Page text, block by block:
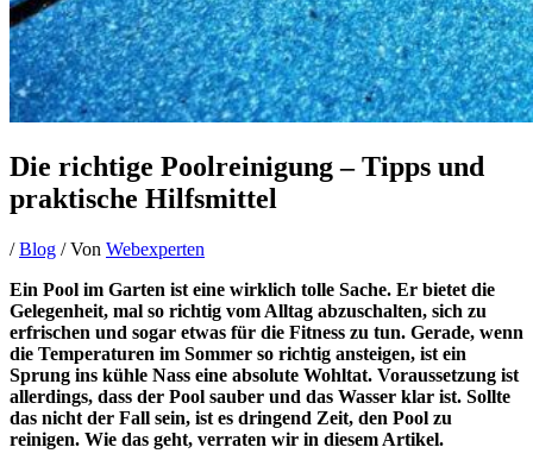
Die richtige Poolreinigung – Tipps und
praktische Hilfsmittel
/Blog / Von Webexperten
Ein Pool im Garten ist eine wirklich tolle Sache. Er bietet die
Gelegenheit, mal so richtig vom Alltag abzuschalten, sich zu
erfrischen und sogar etwas für die Fitness zu tun. Gerade, wenn
die Temperaturen im Sommer so richtig ansteigen, ist ein
Sprung ins kühle Nass eine absolute Wohltat. Voraussetzung ist
allerdings, dass der Pool sauber und das Wasser klar ist. Sollte
das nicht der Fall sein, ist es dringend Zeit, den Pool zu
reinigen. Wie das geht, verraten wir in diesem Artikel.